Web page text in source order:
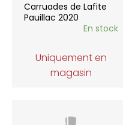
Carruades de Lafite
Pauillac 2020
En stock
Uniquement en
magasin